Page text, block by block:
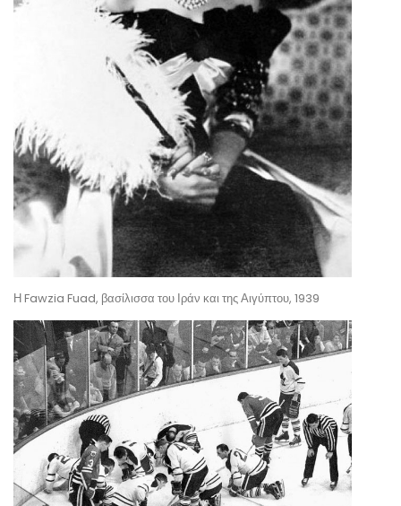
Η Fawzia Fuad, βασίλισσα του Ιράν και της Αιγύπτου, 1939